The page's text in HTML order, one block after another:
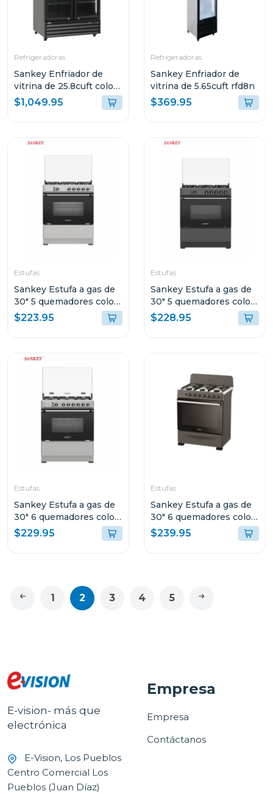
Refrigeradoras
Sankey Enfriador de
vitrina de 25.8cuft color
negra rfd3563
$1,049.95
Refrigeradoras
Sankey Enfriador de
vitrina de 5.65cuft rfd8n
$369.95
Estufas
Sankey Estufa a gas de
30" 5 quemadores color
gris berta
$223.95
Estufas
Sankey Estufa a gas de
30" 5 quemadores color
negro berta
$228.95
Estufas
Sankey Estufa a gas de
30" 6 quemadores color
gris berta
$229.95
Estufas
Sankey Estufa a gas de
30" 6 quemadores color
negra
$239.95
1 2 3 4 5
E-vision- más que
electrónica
E-Vision, Los Pueblos
Centro Comercial Los
Pueblos (Juan Díaz)
Empresa
Empresa
Contáctanos